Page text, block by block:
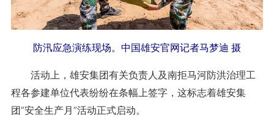
防汛应急演练现场。中国雄安官网记者马梦迪 摄
活动上，雄安集团有关负责人及南拒马河防洪治理工
程各参建单位代表纷纷在条幅上签字，这标志着雄安集
团“安全生产月”活动正式启动。